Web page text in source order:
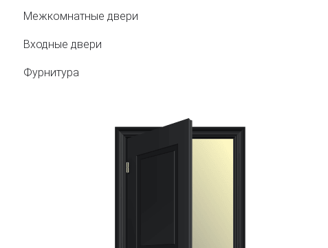
Межкомнатные двери
Входные двери
Фурнитура